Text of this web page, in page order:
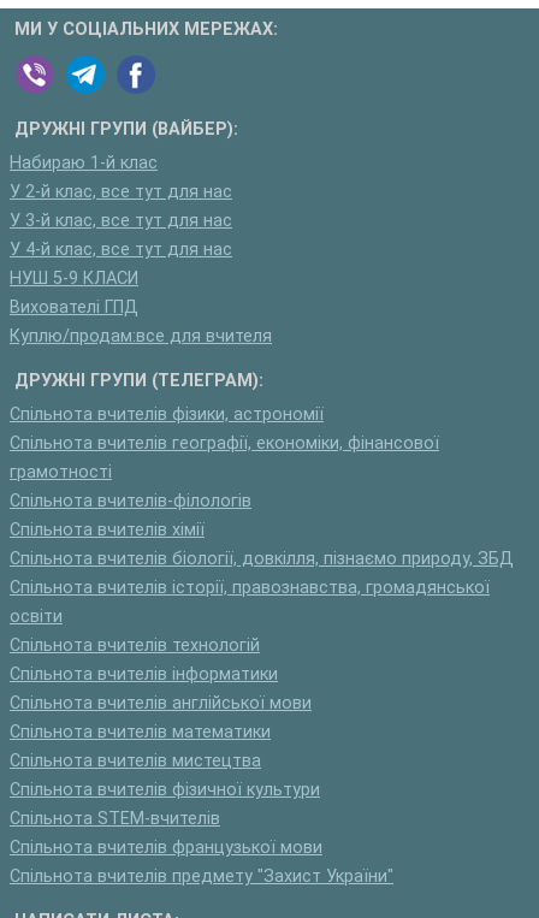
МИ У СОЦІАЛЬНИХ МЕРЕЖАХ:
ДРУЖНІ ГРУПИ (ВАЙБЕР):
Набираю 1-й клас
У 2-й клас, все тут для нас
У 3-й клас, все тут для нас
У 4-й клас, все тут для нас
НУШ 5-9 КЛАСИ
Вихователі ГПД
Куплю/продам:все для вчителя
ДРУЖНІ ГРУПИ (ТЕЛЕГРАМ):
Спільнота вчителів фізики, астрономії
Спільнота вчителів географії, економіки, фінансової
грамотності
Спільнота вчителів-філологів
Спільнота вчителів хімії
Спільнота вчителів біології, довкілля, пізнаємо природу, ЗБД
Спільнота вчителів історії, правознавства, громадянської
освіти
Спільнота вчителів технологій
Спільнота вчителів інформатики
Спільнота вчителів англійської мови
Спільнота вчителів математики
Спільнота вчителів мистецтва
Спільнота вчителів фізичної культури
Спільнота STEM-вчителів
Спільнота вчителів французької мови
Спільнота вчителів предмету "Захист України"